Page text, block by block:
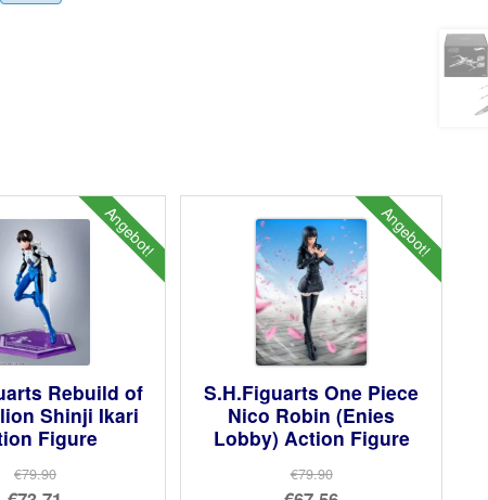
Angebot!
Rebuild of
Shinji Ikari
Figure
€79.90
Angebot!
S.H.Figuarts One Piece
Nico Robin (Enies
Lobby) Action Figure
€79.90